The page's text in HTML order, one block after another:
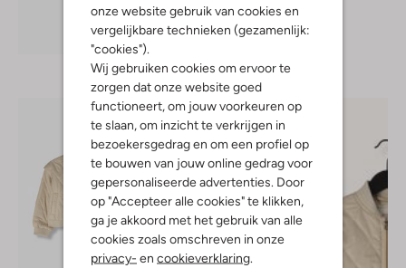
onze website gebruik van cookies en
vergelijkbare technieken (gezamenlijk:
"cookies").
Wij gebruiken cookies om ervoor te
zorgen dat onze website goed
functioneert, om jouw voorkeuren op
te slaan, om inzicht te verkrijgen in
bezoekersgedrag en om een profiel op
te bouwen van jouw online gedrag voor
gepersonaliseerde advertenties. Door
op "Accepteer alle cookies" te klikken,
ga je akkoord met het gebruik van alle
cookies zoals omschreven in onze
privacy- en cookieverklaring.
Ontdek de look